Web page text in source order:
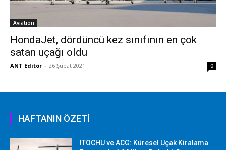
Aviation
HondaJet, dördüncü kez sınıfının en çok
satan uçağı oldu
ANT Editör - 26 Şubat 2021 0
HAFTANIN ÖZETİ
ITOCHU ve ACG: Küresel Uçak Kiralama